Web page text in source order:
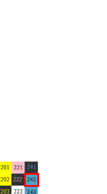
201 221 241
202 222
242
203 223
243